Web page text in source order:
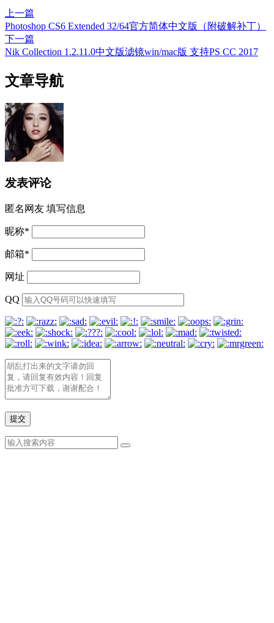
上一篇
Photoshop CS6 Extended 32/64官方简体中文版（附破解补丁）
下一篇
Nik Collection 1.2.11.0中文版滤镜win/mac版 支持PS CC 2017
文章导航
发表评论
匿名网友 填写信息
昵称*
邮箱*
网址
QQ